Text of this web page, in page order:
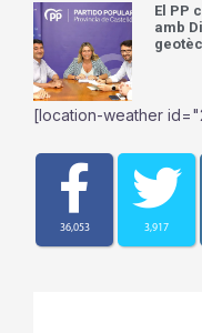
El PP
amb
[location-weather
36,053 3,917